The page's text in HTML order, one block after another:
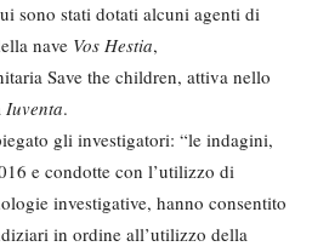
sono stati dotati alcuni agenti di
nave Vos Hestia,
Save the children, attiva nello
Iuventa.
gli investigatori: “le indagini,
e condotte con l’utilizzo di
investigative, hanno consentito
in ordine all’utilizzo della